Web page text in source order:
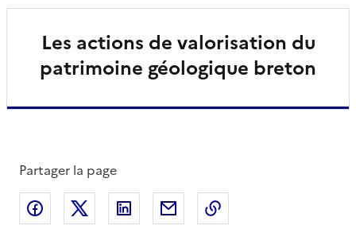
Les actions de valorisation du
patrimoine géologique breton
Partager la page
Partager sur Facebook
Partager sur XPartager sur LinkedIn
Partager par email